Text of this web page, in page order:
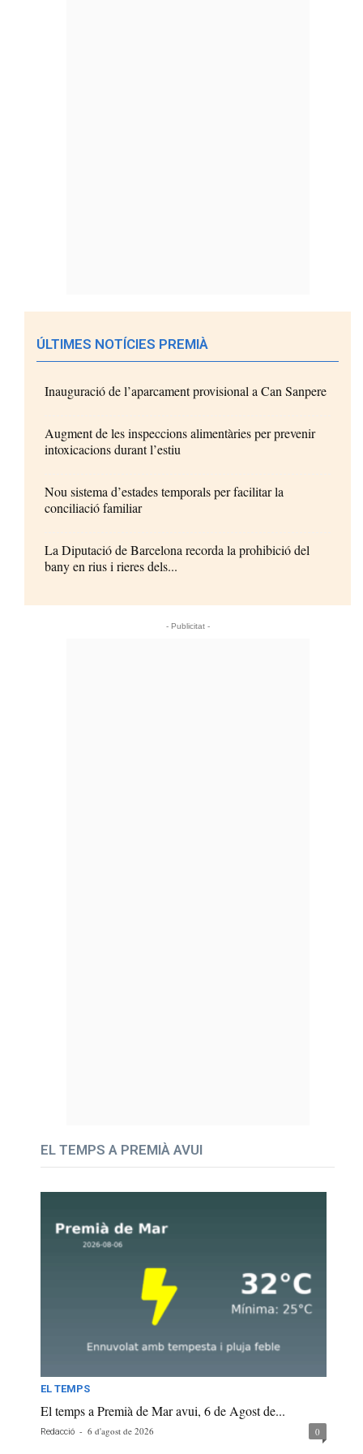
ÚLTIMES NOTÍCIES PREMIÀ
Inauguració de l’aparcament provisional a Can Sanpere
Augment de les inspeccions alimentàries per prevenir
intoxicacions durant l’estiu
Nou sistema d’estades temporals per facilitar la
conciliació familiar
La Diputació de Barcelona recorda la prohibició del
bany en rius i rieres dels...
- Publicitat -
EL TEMPS A PREMIÀ AVUI
EL TEMPS
El temps a Premià de Mar avui, 6 de Agost de...
Redacció - 6 d'agost de 2026 0